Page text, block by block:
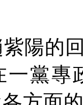
陽的
一黨專